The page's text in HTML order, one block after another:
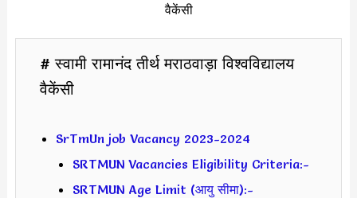
वैकेंसी
# स्वामी रामानंद तीर्थ मराठवाड़ा विश्वविद्यालय
वैकेंसी
SrTmUn job Vacancy 2023-2024
SRTMUN Vacancies Eligibility Criteria:-
SRTMUN Age Limit (आयु सीमा):-